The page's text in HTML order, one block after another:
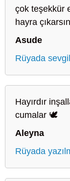
çok teşekkür
hayra
Asude
Rüyada
Hayırdır
cumalar 🕊️
Aleyna
Rüyada